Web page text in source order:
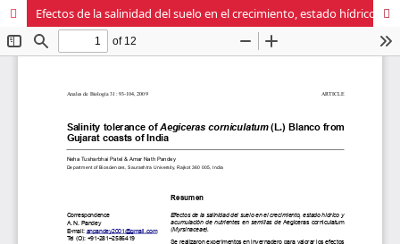
Efectos de la salinidad del suelo en el crecimiento, estado hídrico y acumulación de nutrientes en semillas de <em>Aegiceras corniculatum</em> (Myrsinaceae)